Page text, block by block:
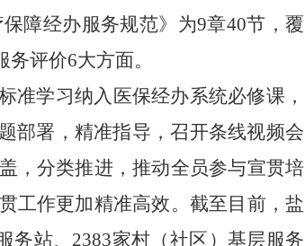
障经办服务规范》为9章40节，覆
务评价6大方面。
准学习纳入医保经办系统必修课，
部署，精准指导，召开条线视频会
，分类推进，推动全员参与宣贯培
工作更加精准高效。截至目前，盐
务站、 2383家村（社区）基层服务